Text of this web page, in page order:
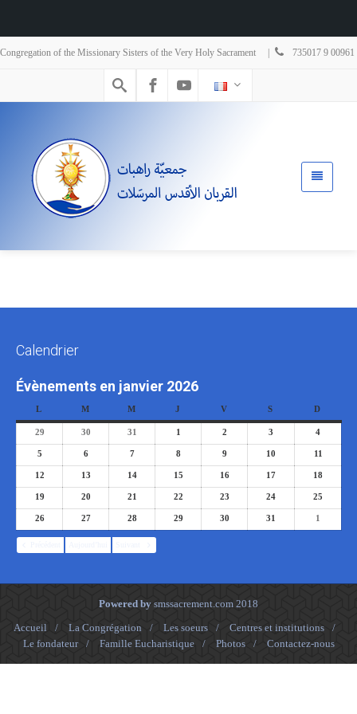
Congregation of the Missionary Sisters of the Very Holy Sacrament | 735017 9 00961
Calendrier
Évènements en janvier 2026
L M M J V S D
29 30 31 1 2 3 4
5 6 7 8 9 10 11
12 13 14 15 16 17 18
19 20 21 22 23 24 25
26 27 28 29 30 31 1
Powered by smssacrement.com 2018
Accueil
/ La Congrégation / Les soeurs / Centres et institutions
/
Le fondateur
/ Famille Eucharistique / Photos / Contactez-nous